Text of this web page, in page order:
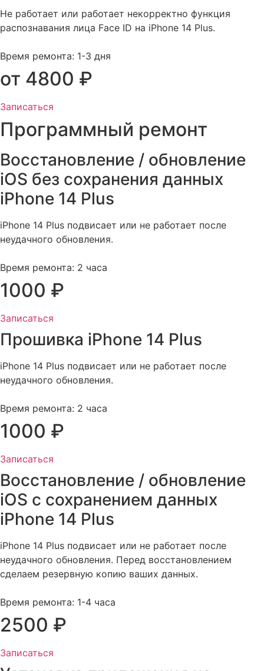
Не работает или работает некорректно функция
распознавания лица Face ID на iPhone 14 Plus.
Время ремонта: 1-3 дня
от 4800 ₽
Записаться
Программный ремонт
Восстановление / обновление
iOS без сохранения данных
iPhone 14 Plus​
iPhone 14 Plus подвисает или не работает после
неудачного обновления.
Время ремонта: 2 часа
1000 ₽
Записаться
Прошивка iPhone 14 Plus
iPhone 14 Plus подвисает или не работает после
неудачного обновления.
Время ремонта: 2 часа
1000 ₽
Записаться
Восстановление / обновление
iOS с сохранением данных
iPhone 14 Plus​
iPhone 14 Plus подвисает или не работает после
неудачного обновления. Перед восстановлением
сделаем резервную копию ваших данных.
Время ремонта: 1-4 часа
2500 ₽
Записаться